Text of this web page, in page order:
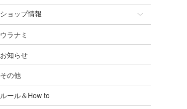
ショップ情報
ショップ情報
湘南
千葉北
伊豆
ウラナミ
お知らせ
その他
ルール＆How to